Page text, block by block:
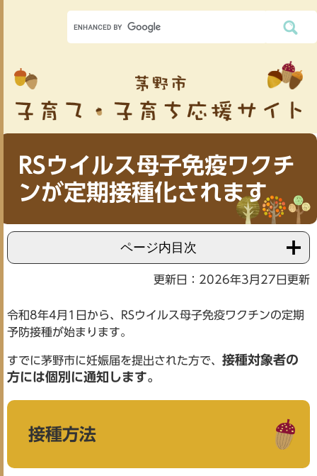
RSウイルス母子免疫ワクチ
ンが定期接種化されます
ページ内目次
更新日：2026年3月27日更新
令和8年4月1日から、RSウイルス母子免疫ワクチンの定期
予防接種が始まります。
すでに茅野市に妊娠届を提出された方で、 接種対象者の
方には個別に通知します。
接種方法